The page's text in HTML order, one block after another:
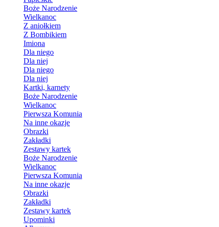
Boże Narodzenie
Wielkanoc
Z aniołkiem
Z Bombikiem
Imiona
Dla niego
Dla niej
Dla niego
Dla niej
Kartki, karnety
Boże Narodzenie
Wielkanoc
Pierwsza Komunia
Na inne okazje
Obrazki
Zakładki
Zestawy kartek
Boże Narodzenie
Wielkanoc
Pierwsza Komunia
Na inne okazje
Obrazki
Zakładki
Zestawy kartek
Upominki